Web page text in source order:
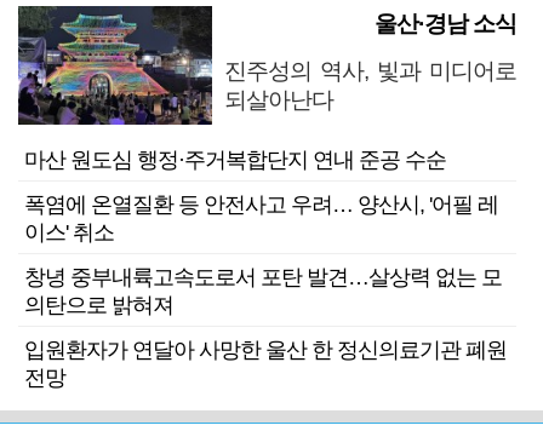
울산·경남 소식
진주성의 역사, 빛과 미디어로
되살아난다
마산 원도심 행정·주거복합단지 연내 준공 수순
폭염에 온열질환 등 안전사고 우려… 양산시, '어필 레
이스' 취소
창녕 중부내륙고속도로서 포탄 발견…살상력 없는 모
의탄으로 밝혀져
입원환자가 연달아 사망한 울산 한 정신의료기관 폐원
전망